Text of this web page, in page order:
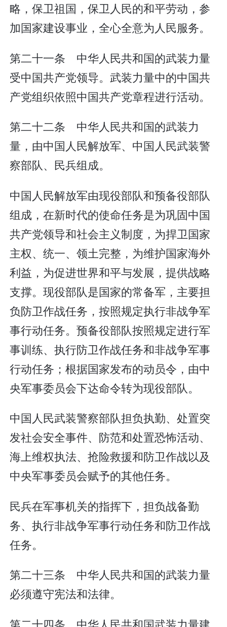
略，保卫祖国，保卫人民的和平劳动，参
加国家建设事业，全心全意为人民服务。
第二十一条 中华人民共和国的武装力量
受中国共产党领导。武装力量中的中国共
产党组织依照中国共产党章程进行活动。
第二十二条 中华人民共和国的武装力
量，由中国人民解放军、中国人民武装警
察部队、民兵组成。
中国人民解放军由现役部队和预备役部队
组成，在新时代的使命任务是为巩固中国
共产党领导和社会主义制度，为捍卫国家
主权、统一、领土完整，为维护国家海外
利益，为促进世界和平与发展，提供战略
支撑。现役部队是国家的常备军，主要担
负防卫作战任务，按照规定执行非战争军
事行动任务。预备役部队按照规定进行军
事训练、执行防卫作战任务和非战争军事
行动任务；根据国家发布的动员令，由中
央军事委员会下达命令转为现役部队。
中国人民武装警察部队担负执勤、处置突
发社会安全事件、防范和处置恐怖活动、
海上维权执法、抢险救援和防卫作战以及
中央军事委员会赋予的其他任务。
民兵在军事机关的指挥下，担负战备勤
务、执行非战争军事行动任务和防卫作战
任务。
第二十三条 中华人民共和国的武装力量
必须遵守宪法和法律。
第二十四条 中华人民共和国武装力量建